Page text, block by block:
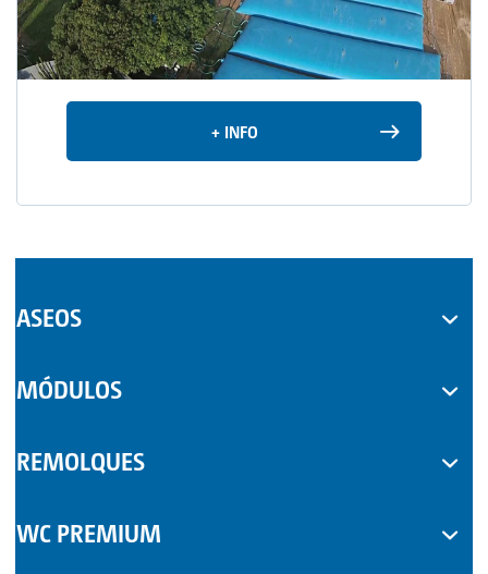
TOI® COLUMNA
SANI TOI®
TOI® HEATER
+ INFO
ASEOS
MÓDULOS
REMOLQUES
WC PREMIUM